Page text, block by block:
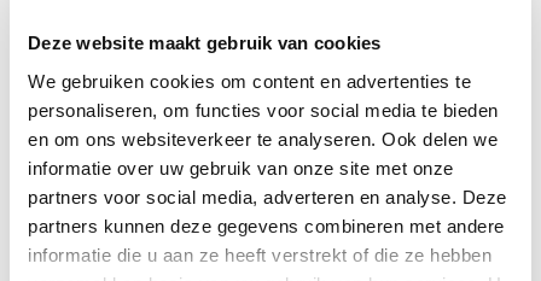
Deze website maakt gebruik van cookies
We gebruiken cookies om content en advertenties te
personaliseren, om functies voor social media te bieden
en om ons websiteverkeer te analyseren. Ook delen we
informatie over uw gebruik van onze site met onze
partners voor social media, adverteren en analyse. Deze
partners kunnen deze gegevens combineren met andere
informatie die u aan ze heeft verstrekt of die ze hebben
Fort Uitermeer behoort tot zowel de Stelling van Amsterdam
als de Nieuwe Hollandse Waterlinie. Het fort moest de
landdoorgangen tussen het Naardermeer en de Vecht, de ‘s-
Gravelandsevaart met weg en de spoorweg Amsterdam –
Amersfoort beschermen.